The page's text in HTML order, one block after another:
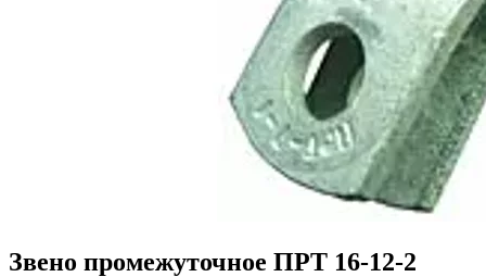
Звено промежуточное ПРТ 16-12-2